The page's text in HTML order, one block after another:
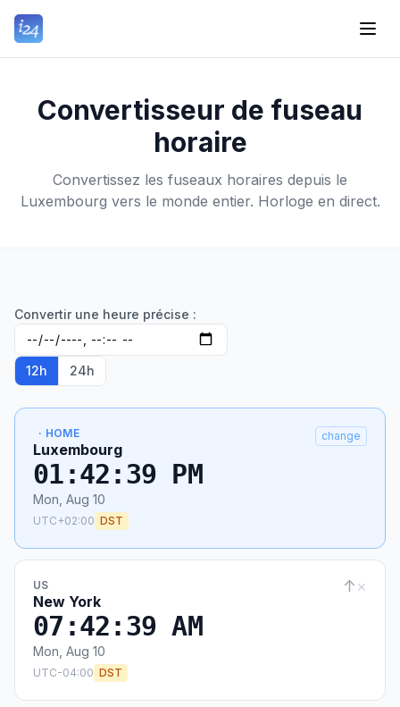
Convertisseur de fuseau
horaire
Convertissez les fuseaux horaires depuis le
Luxembourg vers le monde entier. Horloge en direct.
Convertir une heure précise :
12h 24h
· HOME
Luxembourg
change
01:42:40 PM
Mon, Aug 10
UTC+02:00 DST
US
New York
↑×
07:42:40 AM
Mon, Aug 10
UTC-04:00 DST